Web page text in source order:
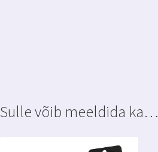
Sulle võib meeldida ka…